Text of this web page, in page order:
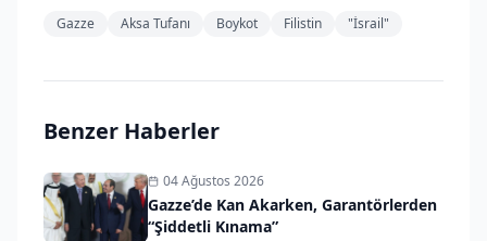
Gazze Aksa Tufanı Boykot Filistin "İsrail"
Benzer Haberler
04 Ağustos 2026
Gazze’de Kan Akarken, Garantörlerden
“Şiddetli Kınama”